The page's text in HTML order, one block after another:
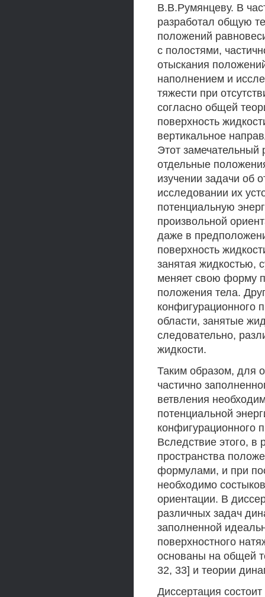
В.В.Румянцеву. В
разработал общую
положений
с полостями,
отыскания
наполнением и
тяжести при
согласно общей
поверхность
вертикальное
Этот замечательный
отдельные
изучении задачи об
исследовании их
потенциальную
произвольной
даже в
поверхность
занятая жидкостью,
меняет свою форму
положения тела.
конфигурационного
области, занятые
следовательно,
жидкости.
Таким образом, для
частично
ветвления
потенциальной
конфигурационного
Вследствие этого, в
пространства
формулами, и при
необходимо
ориентации. В
различных задач
заполненной
поверхностного
основаны на общей
32, 33] и теории
Диссертация